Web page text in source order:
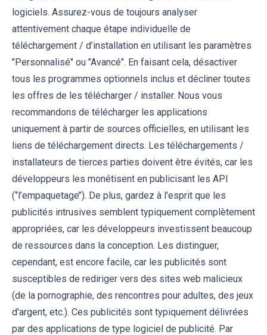
logiciels. Assurez-vous de toujours analyser
attentivement chaque étape individuelle de
téléchargement / d’installation en utilisant les paramètres
"Personnalisé" ou "Avancé". En faisant cela, désactiver
tous les programmes optionnels inclus et décliner toutes
les offres de les télécharger / installer. Nous vous
recommandons de télécharger les applications
uniquement à partir de sources officielles, en utilisant les
liens de téléchargement directs. Les téléchargements /
installateurs de tierces parties doivent être évités, car les
développeurs les monétisent en publicisant les API
(‘’l’empaquetage’’). De plus, gardez à l'esprit que les
publicités intrusives semblent typiquement complètement
appropriées, car les développeurs investissent beaucoup
de ressources dans la conception. Les distinguer,
cependant, est encore facile, car les publicités sont
susceptibles de rediriger vers des sites web malicieux
(de la pornographie, des rencontres pour adultes, des jeux
d'argent, etc.). Ces publicités sont typiquement délivrées
par des applications de type logiciel de publicité. Par